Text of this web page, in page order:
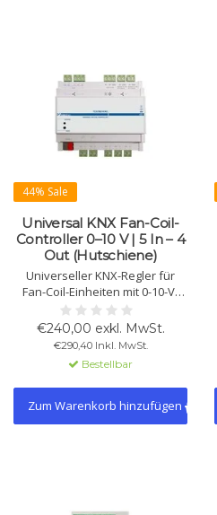
44% Sale
Universal KNX Fan-Coil-
Controller 0–10 V | 5 In – 4
Out (Hutschiene)
Universeller KNX-Regler für
Fan-Coil-Einheiten mit 0-10-V-
Ausgängen, Relais und
Digitaleingängen. Geeignet für
2- und 4-Rohr-Systeme mit PI-
Regelung, externen Sensoren
und Energiesparfunktionen.
€240,00 exkl. MwSt.
€290,40 Inkl. MwSt.
Bestellbar
Zum Warenkorb hinzufügen